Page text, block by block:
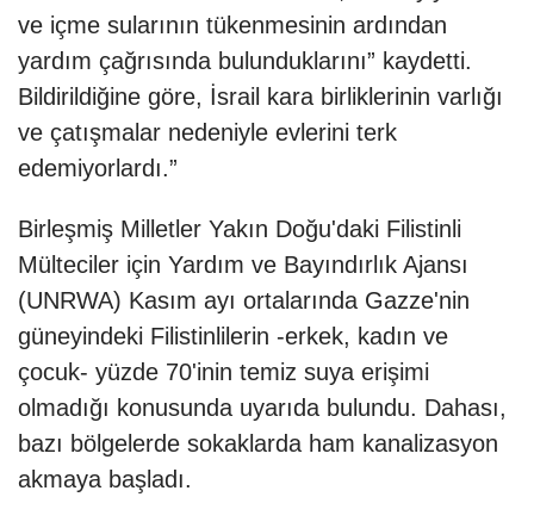
ve içme sularının tükenmesinin ardından
yardım çağrısında bulunduklarını” kaydetti.
Bildirildiğine göre, İsrail kara birliklerinin varlığı
ve çatışmalar nedeniyle evlerini terk
edemiyorlardı.”
Birleşmiş Milletler Yakın Doğu'daki Filistinli
Mülteciler için Yardım ve Bayındırlık Ajansı
(UNRWA) Kasım ayı ortalarında Gazze'nin
güneyindeki Filistinlilerin -erkek, kadın ve
çocuk- yüzde 70'inin temiz suya erişimi
olmadığı konusunda uyarıda bulundu. Dahası,
bazı bölgelerde sokaklarda ham kanalizasyon
akmaya başladı.